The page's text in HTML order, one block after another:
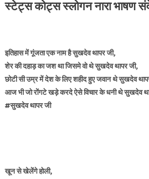
स्टेट्स कोट्स स्लोगन नारा भाषण
इतिहास में गूंजता एक नाम है सुखदेव थापर जी,
शेर की दहाड़ का जश था जिसमे वो थे सुखदेव थापर जी,
छोटी सी उम्र में देश के लिए शहीद हुए जवान थे सुखदेव
आज भी जो रोंगटे खड़े करदे ऐसे विचार के धनी थे सुखदेव
#सुखदेव थापर जी
खून से खेलेंगे होली,